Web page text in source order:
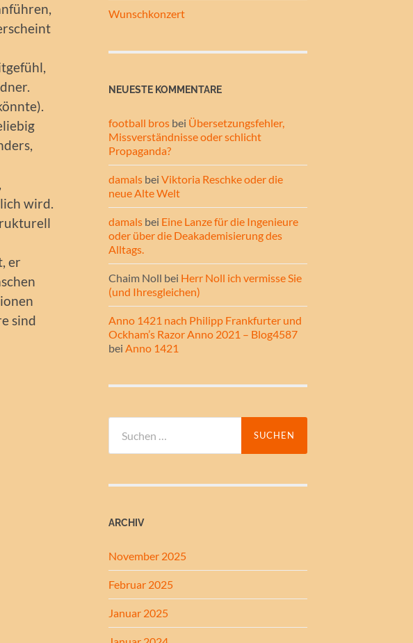
wird.
er
sind
Wunschkonzert
NEUESTE KOMMENTARE
football bros bei Übersetzungsfehler,
Missverständnisse oder schlicht
Propaganda?
damals bei Viktoria Reschke oder die
neue Alte Welt
damals bei Eine Lanze für die Ingenieure
oder über die Deakademisierung des
Alltags.
Chaim Noll bei Herr Noll ich vermisse Sie
(und Ihresgleichen)
Anno 1421 nach Philipp Frankfurter und
Ockham’s Razor Anno 2021 – Blog4587
bei Anno 1421
nach:
ARCHIV
November 2025
Februar 2025
Januar 2025